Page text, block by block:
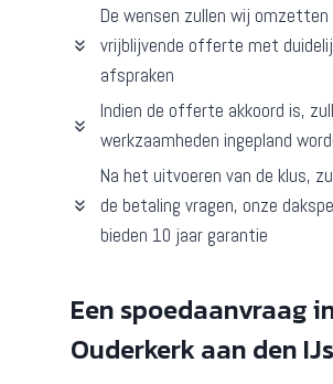
De wensen zullen wij omzetten
vrijblijvende offerte met
afspraken
Indien de offerte akkoord is,
werkzaamheden ingepland
Na het uitvoeren van de klus,
de betaling vragen, onze
bieden 10 jaar garantie
Een spoedaanvraag
Ouderkerk aan den